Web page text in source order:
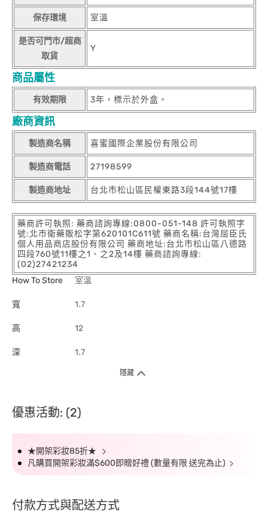
保存環境 室溫
是否可門市/超商
取貨
Y
商品屬性
有效期限 3年，標示於外盒。
廠商資訊
製造商名稱 喜蜜國際企業股份有限公司
製造商電話 27198599
製造商地址 台北市松山區民權東路3段144號17樓
藥商許可執照: 藥商諮詢專線:0800-051-148 許可執照字
號:北市衛藥販松字第620101C611號 藥商名稱:台灣屈臣氏
個人用品商店股份有限公司 藥商地址:台北市松山區八德路
四段760號11樓之1、之2及14樓 藥商諮詢專線:
(02)27421234
How To Store
室溫
寬 1.7
高 12
深 1.7
隱藏
優惠活動: (2)
★開架彩妝85折★
凡購買開架彩妝滿$600即贈好禮 (數量有限 送完為止)
付款方式與配送方式